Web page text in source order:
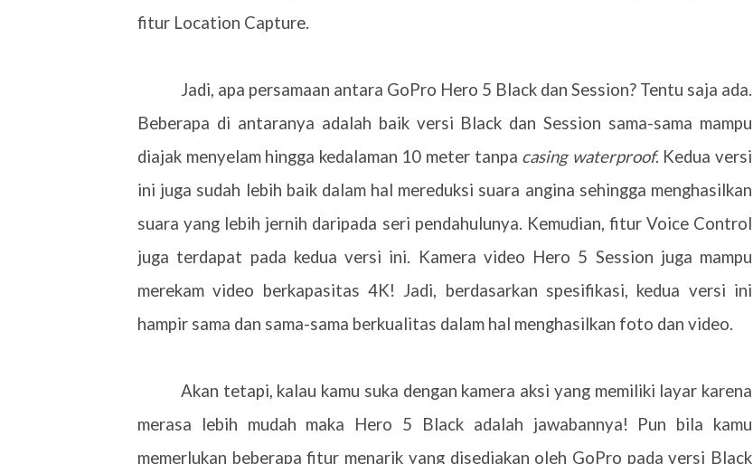
fitur Location Capture.
Jadi, apa persamaan antara GoPro Hero 5 Black dan Session? Tentu saja ada.
Beberapa di antaranya adalah baik versi Black dan Session sama-sama mampu
diajak menyelam hingga kedalaman 10 meter tanpa casing waterproof. Kedua versi
ini juga sudah lebih baik dalam hal mereduksi suara angina sehingga menghasilkan
suara yang lebih jernih daripada seri pendahulunya. Kemudian, fitur Voice Control
juga terdapat pada kedua versi ini. Kamera video Hero 5 Session juga mampu
merekam video berkapasitas 4K! Jadi, berdasarkan spesifikasi, kedua versi ini
hampir sama dan sama-sama berkualitas dalam hal menghasilkan foto dan video.
Akan tetapi, kalau kamu suka dengan kamera aksi yang memiliki layar karena
merasa lebih mudah maka Hero 5 Black adalah jawabannya! Pun bila kamu
memerlukan beberapa fitur menarik yang disediakan oleh GoPro pada versi Black